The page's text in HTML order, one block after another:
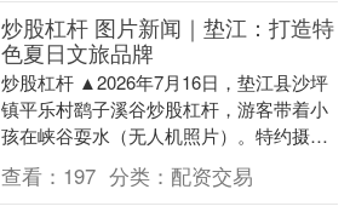
炒股杠杆 图片新闻｜垫江：打造特
色夏日文旅品牌
炒股杠杆 ▲2026年7月16日，垫江县沙坪
镇平乐村鹞子溪谷炒股杠杆，游客带着小
孩在峡谷耍水（无人机照片）。特约摄影
龚长浩 近年来，当地依托鹞子溪谷美丽的
峡谷....
查看： 197 分类： 配资交易